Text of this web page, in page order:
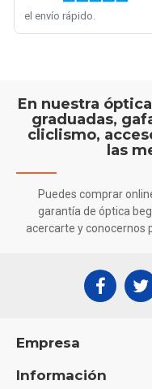
En nuestra
graduadas,
cliclismo,
las
Puedes comprar
garantía de óptica
acercarte y conocernos
Empresa
Información